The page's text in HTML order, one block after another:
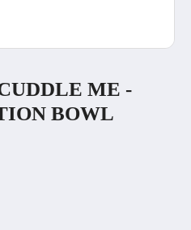
ME -
BOWL